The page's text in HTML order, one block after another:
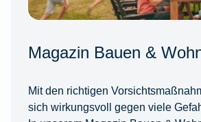
Magazin Bauen &
Mit den richtigen
sich wirkungsvoll gegen viele